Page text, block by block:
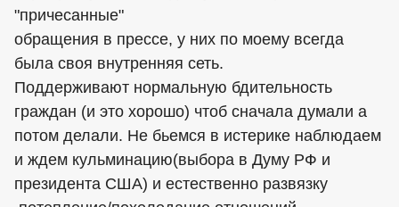
"причесанные"
обращения в прессе, у них по моему всегда
была своя внутренняя сеть.
Поддерживают нормальную бдительность
граждан (и это хорошо) чтоб сначала думали а
потом делали. Не бьемся в истерике наблюдаем
и ждем кульминацию(выбора в Думу РФ и
президента США) и естественно развязку